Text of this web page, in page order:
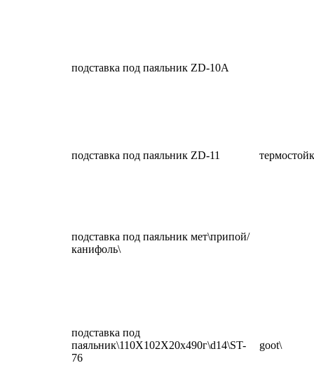
подставка под паяльник ZD-10A
подставка под паяльник ZD-11
подставка под паяльник мет\припой/
канифоль\
подставка под
паяльник\110X102X20x490г\d14\ST-
76
goot\